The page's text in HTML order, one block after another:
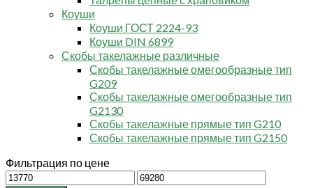
Коуши
Коуши ГОСТ 2224-93
Коуши DIN 6899
Скобы такелажные различные
Скобы такелажные омегообразные тип
G209
Скобы такелажные омегообразные тип
G2130
Скобы такелажные прямые тип G210
Скобы такелажные прямые тип G2150
Фильтрация по цене
Минимальная
Максимальная